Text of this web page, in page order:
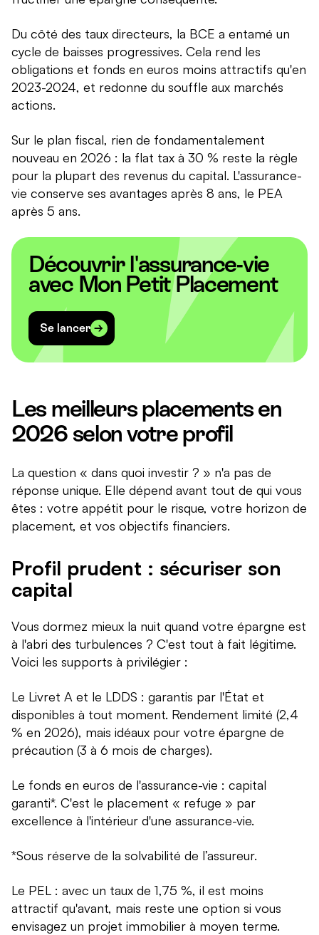
Du côté des taux directeurs, la BCE a entamé un
cycle de baisses progressives. Cela rend les
obligations et fonds en euros moins attractifs qu'en
2023-2024, et redonne du souffle aux marchés
actions.
Sur le plan fiscal, rien de fondamentalement
nouveau en 2026 : la flat tax à 30 % reste la règle
pour la plupart des revenus du capital. L'assurance-
vie conserve ses avantages après 8 ans, le PEA
après 5 ans.
Découvrir l'assurance-vie
avec Mon Petit Placement
Se lancer
Les meilleurs placements en
2026 selon votre profil
La question « dans quoi investir ? » n'a pas de
réponse unique. Elle dépend avant tout de qui vous
êtes : votre appétit pour le risque, votre horizon de
placement, et vos objectifs financiers.
Profil prudent : sécuriser son
capital
Vous dormez mieux la nuit quand votre épargne est
à l'abri des turbulences ? C'est tout à fait légitime.
Voici les supports à privilégier :
Le Livret A et le LDDS : garantis par l'État et
disponibles à tout moment. Rendement limité (2,4
% en 2026), mais idéaux pour votre épargne de
précaution (3 à 6 mois de charges).
Le fonds en euros de l'assurance-vie : capital
garanti*. C'est le placement « refuge » par
excellence à l'intérieur d'une assurance-vie.
*Sous réserve de la solvabilité de l’assureur.
Le PEL : avec un taux de 1,75 %, il est moins
attractif qu'avant, mais reste une option si vous
envisagez un projet immobilier à moyen terme.